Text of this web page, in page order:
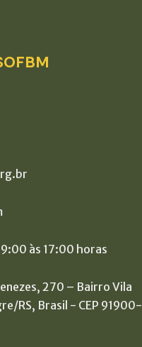
às 17:00 horas
270 – Bairro Vila
RS, Brasil - CEP 91900-